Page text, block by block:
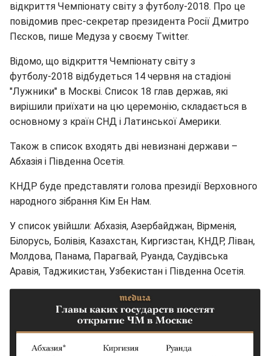
відкриття Чемпіонату світу з футболу-2018. Про це
повідомив прес-секретар президента Росії Дмитро
Пєсков, пише Медуза у своєму Twitter.
Відомо, що відкриття Чемпіонату світу з
футболу-2018 відбудеться 14 червня на стадіоні
"Лужники" в Москві. Список 18 глав держав, які
вирішили приїхати на цю церемонію, складається в
основному з країн СНД і Латинської Америки.
Також в список входять дві невизнані держави –
Абхазія і Південна Осетія.
КНДР буде представляти голова президії Верховного
народного зібрання Кім Ен Нам.
У список увійшли: Абхазія, Азербайджан, Вірменія,
Білорусь, Болівія, Казахстан, Киргизстан, КНДР, Ліван,
Молдова, Панама, Парагвай, Руанда, Саудівська
Аравія, Таджикистан, Узбекистан і Південна Осетія.